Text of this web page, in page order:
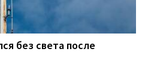
без света после